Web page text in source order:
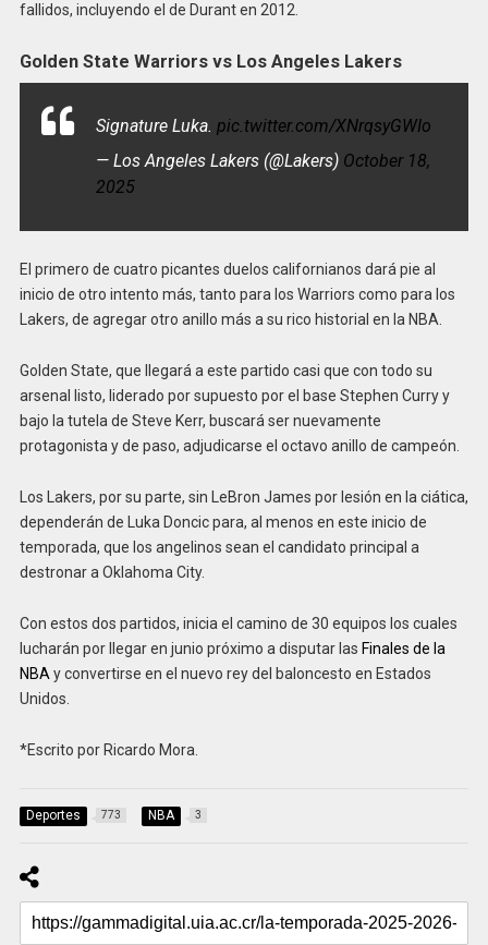
fallidos, incluyendo el de Durant en 2012.
Golden State Warriors vs Los Angeles Lakers
Signature Luka. pic.twitter.com/XNrqsyGWIo
— Los Angeles Lakers (@Lakers) October 18,
2025
El primero de cuatro picantes duelos californianos dará pie al
inicio de otro intento más, tanto para los Warriors como para los
Lakers, de agregar otro anillo más a su rico historial en la NBA.
Golden State, que llegará a este partido casi que con todo su
arsenal listo, liderado por supuesto por el base Stephen Curry y
bajo la tutela de Steve Kerr, buscará ser nuevamente
protagonista y de paso, adjudicarse el octavo anillo de campeón.
Los Lakers, por su parte, sin LeBron James por lesión en la ciática,
dependerán de Luka Doncic para, al menos en este inicio de
temporada, que los angelinos sean el candidato principal a
destronar a Oklahoma City.
Con estos dos partidos, inicia el camino de 30 equipos los cuales
lucharán por llegar en junio próximo a disputar las Finales de la
NBA y convertirse en el nuevo rey del baloncesto en Estados
Unidos.
*Escrito por Ricardo Mora.
Deportes 773 NBA 3